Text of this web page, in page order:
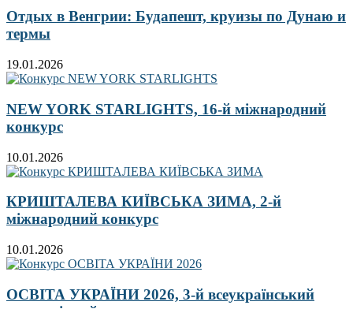
Отдых в Венгрии: Будапешт, круизы по Дунаю и
термы
19.01.2026
NEW YORK STARLIGHTS, 16-й міжнародний
конкурс
10.01.2026
КРИШТАЛЕВА КИЇВСЬКА ЗИМА, 2-й
міжнародний конкурс
10.01.2026
ОСВІТА УКРАЇНИ 2026, 3-й всеукраїнський